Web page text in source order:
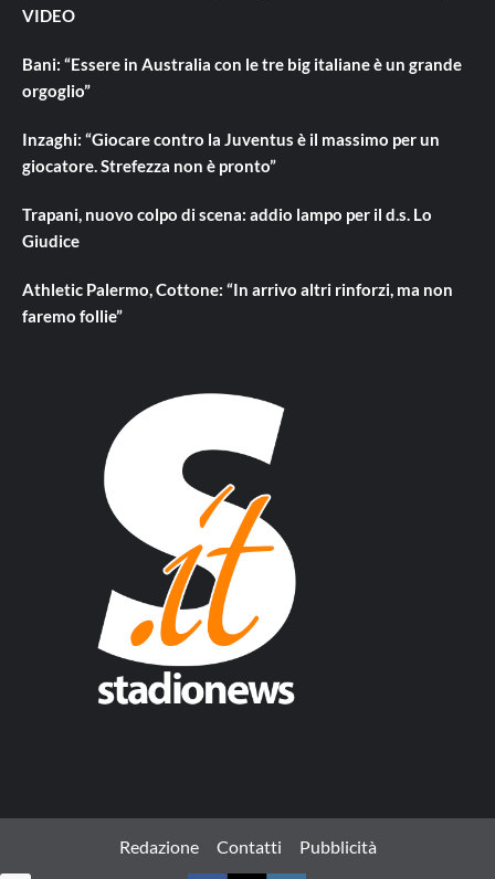
VIDEO
Bani: “Essere in Australia con le tre big italiane è un grande
orgoglio”
Inzaghi: “Giocare contro la Juventus è il massimo per un
giocatore. Strefezza non è pronto”
Trapani, nuovo colpo di scena: addio lampo per il d.s. Lo
Giudice
Athletic Palermo, Cottone: “In arrivo altri rinforzi, ma non
faremo follie”
Redazione Contatti Pubblicità